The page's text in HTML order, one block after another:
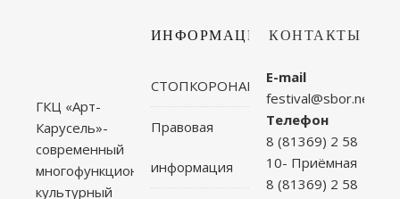
ГКЦ «Арт-
Карусель»-
современный
многофункциональный
культурный
ИНФОРМАЦИЯ
СТОПКОРОНАВИРУС
Правовая
информация
КОНТАКТЫ
E-mail
festival@sbor.net
Телефон
8 (81369) 2 58
10- Приёмная
8 (81369) 2 58